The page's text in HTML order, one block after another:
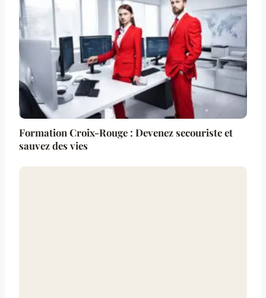
Formation Croix-Rouge : Devenez secouriste et
sauvez des vies